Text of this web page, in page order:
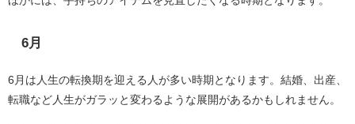
6月
6月は人生の転換期を迎える人が多い時期となります。結婚、出産、
転職など人生がガラッと変わるような展開があるかもしれません。